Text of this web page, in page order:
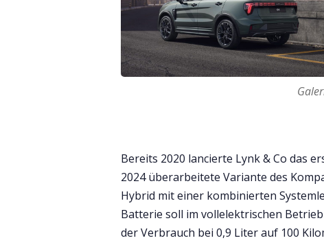
Bereits 2020 lancierte Lynk & Co das
2024 überarbeitete Variante des
Hybrid mit einer kombinierten
Batterie soll im vollelektrischen
der Verbrauch bei 0,9 Liter auf 100